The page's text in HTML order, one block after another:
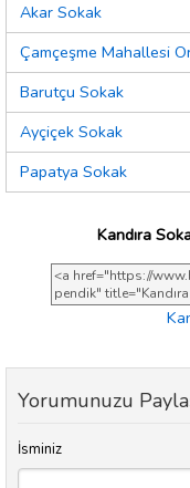
Akar Sokak
Çamçeşme Mahallesi
Barutçu Sokak
Ayçiçek Sokak
Papatya Sokak
Kandıra
Yorumunuzu
İsminiz